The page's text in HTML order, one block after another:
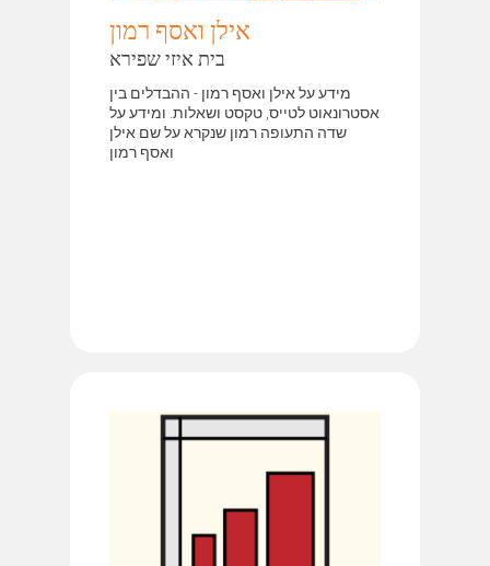
אילן ואסף רמון
בית איזי שפירא
מידע על אילן ואסף רמון - ההבדלים בין
אסטרונאוט לטייס, טקסט ושאלות. ומידע על
שדה התעופה רמון שנקרא על שם אילן
ואסף רמון